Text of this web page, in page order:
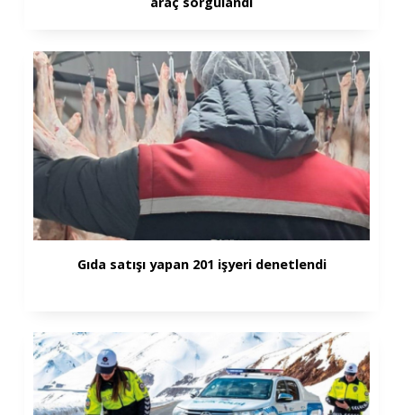
Gıda satışı yapan 201 işyeri denetlendi